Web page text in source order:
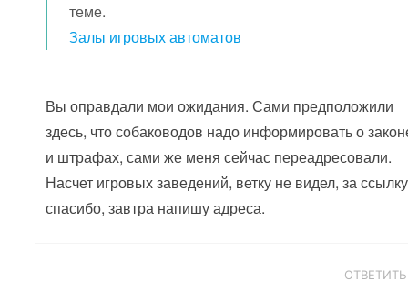
теме.
Залы игровых автоматов
Вы оправдали мои ожидания. Сами предположили
здесь, что собаководов надо информировать о
и штрафах, сами же меня сейчас переадресовали.
Насчет игровых заведений, ветку не видел, за ссылку
спасибо, завтра напишу адреса.
ОТВЕТИТЬ